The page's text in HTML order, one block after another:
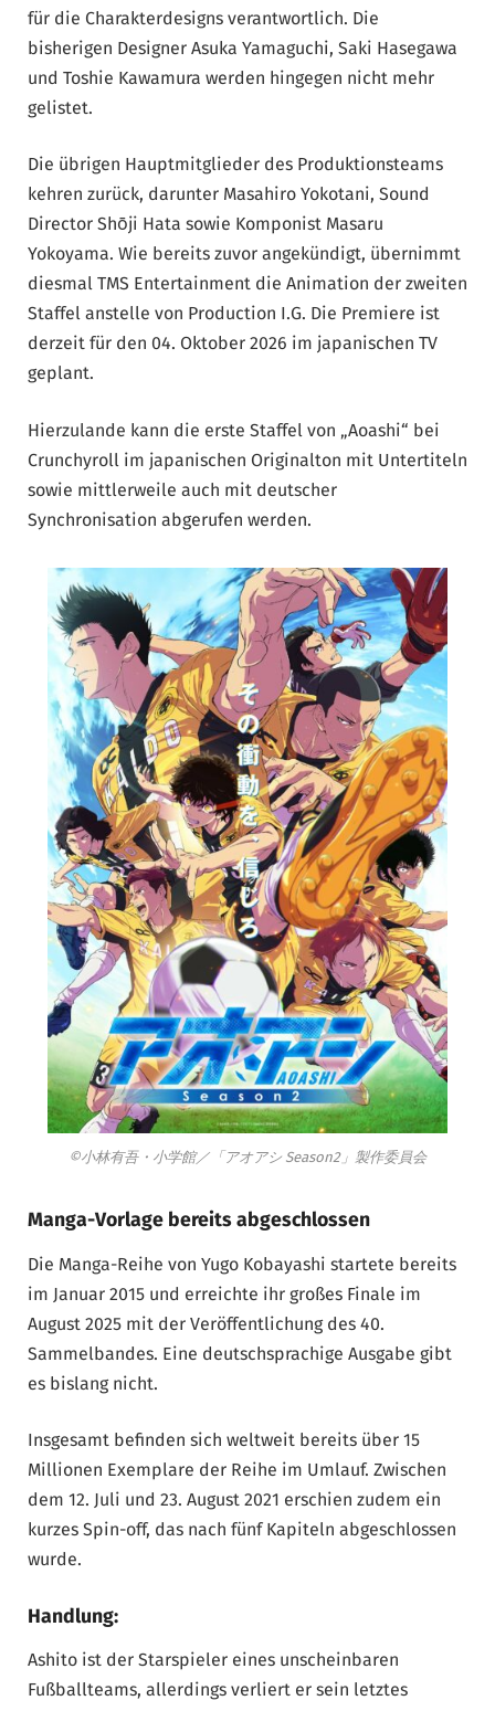
für die Charakterdesigns verantwortlich. Die
bisherigen Designer Asuka Yamaguchi, Saki Hasegawa
und Toshie Kawamura werden hingegen nicht mehr
gelistet.
Die übrigen Hauptmitglieder des Produktionsteams
kehren zurück, darunter Masahiro Yokotani, Sound
Director Shōji Hata sowie Komponist Masaru
Yokoyama. Wie bereits zuvor angekündigt, übernimmt
diesmal TMS Entertainment die Animation der zweiten
Staffel anstelle von Production I.G. Die Premiere ist
derzeit für den 04. Oktober 2026 im japanischen TV
geplant.
Hierzulande kann die erste Staffel von „Aoashi“ bei
Crunchyroll im japanischen Originalton mit Untertiteln
sowie mittlerweile auch mit deutscher
Synchronisation abgerufen werden.
©小林有吾・小学館／「アオアシ Season2」製作委員会
Manga-Vorlage bereits abgeschlossen
Die Manga-Reihe von Yugo Kobayashi startete bereits
im Januar 2015 und erreichte ihr großes Finale im
August 2025 mit der Veröffentlichung des 40.
Sammelbandes. Eine deutschsprachige Ausgabe gibt
es bislang nicht.
Insgesamt befinden sich weltweit bereits über 15
Millionen Exemplare der Reihe im Umlauf. Zwischen
dem 12. Juli und 23. August 2021 erschien zudem ein
kurzes Spin-off, das nach fünf Kapiteln abgeschlossen
wurde.
Handlung:
Ashito ist der Starspieler eines unscheinbaren
Fußballteams, allerdings verliert er sein letztes